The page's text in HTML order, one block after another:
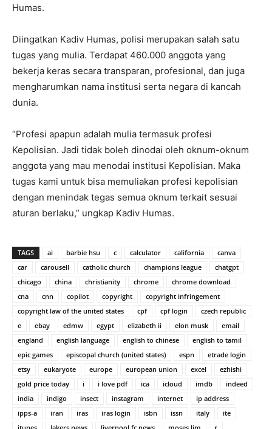
Humas.
Diingatkan Kadiv Humas, polisi merupakan salah satu
tugas yang mulia. Terdapat 460.000 anggota yang
bekerja keras secara transparan, profesional, dan juga
mengharumkan nama institusi serta negara di kancah
dunia.
“Profesi apapun adalah mulia termasuk profesi
Kepolisian. Jadi tidak boleh dinodai oleh oknum-oknum
anggota yang mau menodai institusi Kepolisian. Maka
tugas kami untuk bisa memuliakan profesi kepolisian
dengan menindak tegas semua oknum terkait sesuai
aturan berlaku,” ungkap Kadiv Humas.
TAGS ai barbie hsu c calculator california
canva
car
carousell catholic church champions league
chatgpt
chicago
china christianity chrome
chrome download
cna
cnn copilot copyright
copyright infringement
copyright law of the united states
cpf cpf login
czech republic
e
ebay edmw egypt elizabeth ii elon musk
email
england
english language english to chinese
english to tamil
epic games
episcopal church (united states) espn
etrade login
etsy
eukaryote europe european union excel
ezhishi
gold price today
i i love pdf ica icloud imdb
indeed
india
indigo insect instagram internet
ip address
ipps-a
iran iras iras login isbn issn italy
ite